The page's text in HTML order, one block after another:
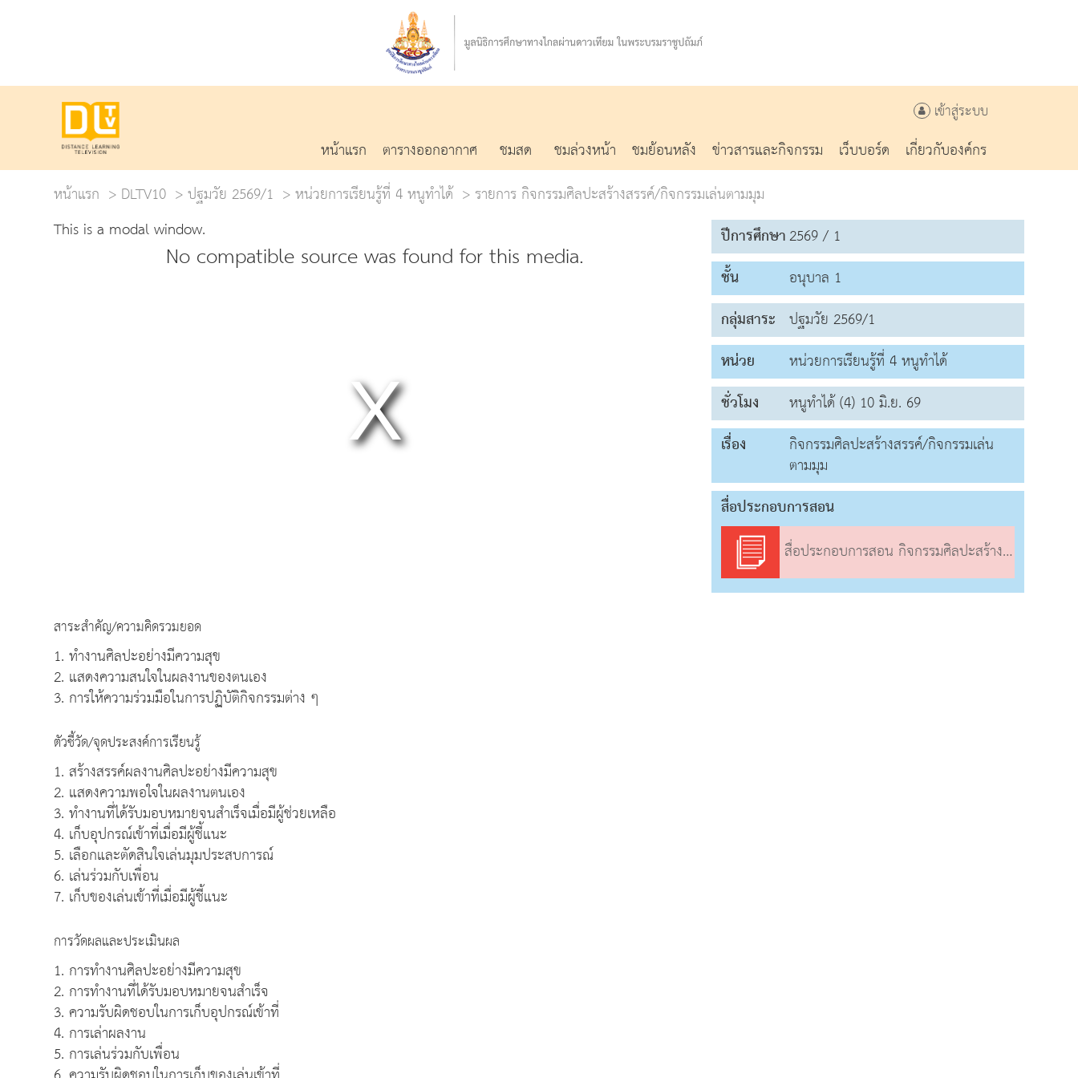
เข้าสู่ระบบ
หน้าแรก ตารางออกอากาศ ชมสด ชมล่วงหน้า ชมย้อนหลัง ข่าวสารและกิจกรรม เว็บบอร์ด
เกี่ยวกับองค์กร
หน้าแรก
DLTV10 ปฐมวัย 2569/1 หน่วยการเรียนรู้ที่ 4 หนูทำได้
รายการ กิจกรรมศิลปะสร้างสรรค์/กิจกรรมเล่นตามมุม
This is a modal window.
No compatible source was found for this media.
สาระสำคัญ/ความคิดรวมยอด
1. ทำงานศิลปะอย่างมีความสุข
2. แสดงความสนใจในผลงานของตนเอง
3. การให้ความร่วมมือในการปฏิบัติกิจกรรมต่าง ๆ
ตัวชี้วัด/จุดประสงค์การเรียนรู้
1. สร้างสรรค์ผลงานศิลปะอย่างมีความสุข
2. แสดงความพอใจในผลงานตนเอง
3. ทำงานที่ได้รับมอบหมายจนสำเร็จเมื่อมีผู้ช่วยเหลือ
4. เก็บอุปกรณ์เข้าที่เมื่อมีผู้ชี้แนะ
5. เลือกและตัดสินใจเล่นมุมประสบการณ์
6. เล่นร่วมกับเพื่อน
7. เก็บของเล่นเข้าที่เมื่อมีผู้ชี้แนะ
การวัดผลและประเมินผล
1. การทำงานศิลปะอย่างมีความสุข
2. การทำงานที่ได้รับมอบหมายจนสำเร็จ
3. ความรับผิดชอบในการเก็บอุปกรณ์เข้าที่
4. การเล่าผลงาน
5. การเล่นร่วมกับเพื่อน
ปีการศึกษา2569 / 1
ชั้น
อนุบาล 1
กลุ่มสาระ ปฐมวัย 2569/1
หน่วย
หน่วยการเรียนรู้ที่ 4 หนูทำได้
ชั่วโมง
หนูทำได้ (4) 10 มิ.ย. 69
เรื่อง
กิจกรรมศิลปะสร้างสรรค์/กิจกรรมเล่น
ตามมุม
สื่อประกอบการสอน
สื่อประกอบการสอน กิจกรรมศิลปะสร้างสรรค์/กิจกรรมเล่นตามมุม